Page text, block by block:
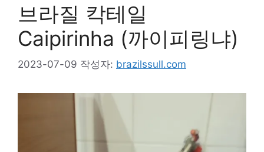
브라질 칵테일
Caipirinha (까이피링냐)
2023-07-09 작성자: brazilssull.com